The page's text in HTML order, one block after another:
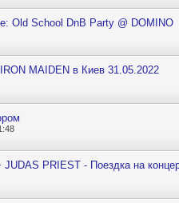
Old School DnB Party @ DOMINO
MAIDEN в Киев 31.05.2022
PRIEST - Поездка на